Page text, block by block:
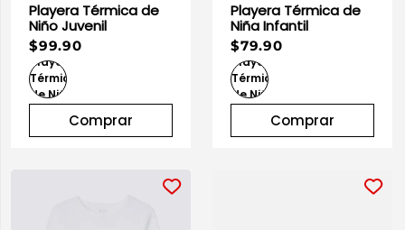
Playera Térmica de
Niño Juvenil
$99.90
Comprar
Playera Térmica de
Niña Infantil
$79.90
Comprar